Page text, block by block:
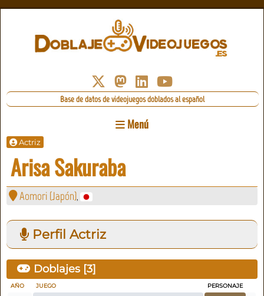
Base de datos de videojuegos doblados al español
Menú
Actriz
Arisa Sakuraba
Aomori (Japón),
Perfil Actriz
Doblajes [3]
AÑO JUEGO PERSONAJE